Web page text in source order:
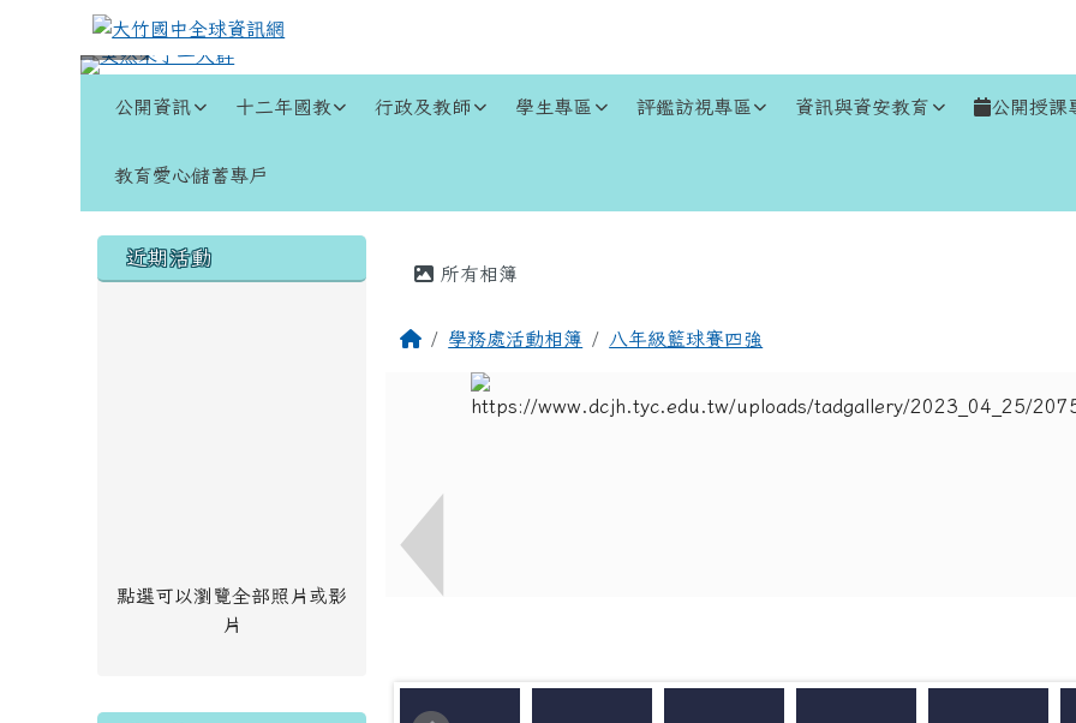
跳至主內容區
大竹國中全球資訊網
公開資訊 十二年國教 行政及教師 學生專區 評鑑訪視專區 資訊與資安教育 公開授課
教育愛心儲蓄專戶
左邊區域內容
近期活動
點選可以瀏覽全部照片或影
片
主內容區域
所有相簿
回首頁學務處活動相簿 八年級籃球賽四強
頁尾區域